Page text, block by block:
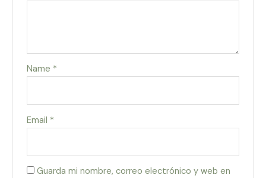
Name *
Email *
Guarda mi nombre, correo electrónico y web en